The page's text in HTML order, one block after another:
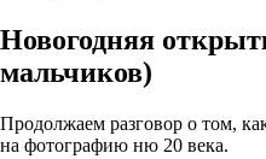
Новогодняя
мальчиков)
Продолжаем разговор о том,
на фотографию ню 20 века.